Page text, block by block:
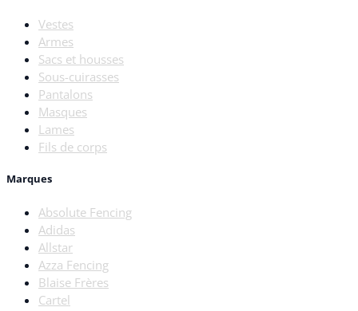
Vestes
Armes
Sacs et housses
Sous-cuirasses
Pantalons
Masques
Lames
Fils de corps
Marques
Absolute Fencing
Adidas
Allstar
Azza Fencing
Blaise Frères
Cartel